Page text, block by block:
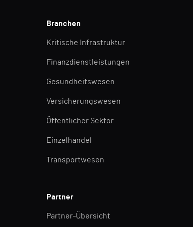
Branchen
Kritische Infrastruktur
Finanzdienstleistungen
Gesundheitswesen
Versicherungswesen
Öffentlicher Sektor
Einzelhandel
Transportwesen
Partner
Partner-Übersicht